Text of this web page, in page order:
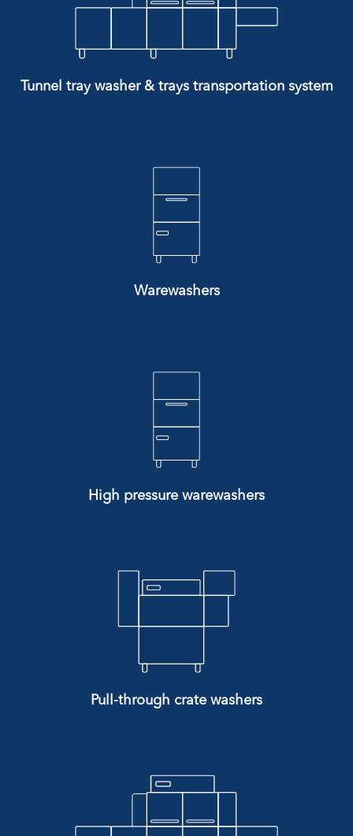
Tunnel tray washer & trays transportation system
Warewashers
High pressure warewashers
Pull-through crate washers